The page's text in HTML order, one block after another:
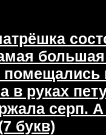
помещались
в руках
серп.
букв)